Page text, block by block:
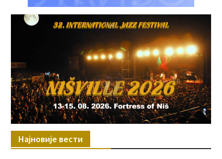
Најновије вести